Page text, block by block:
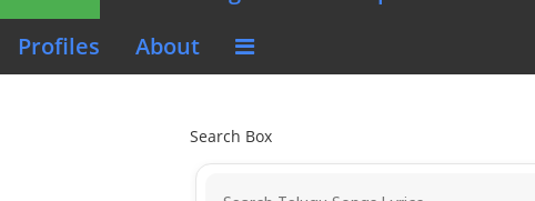
Profiles
About
Search Box